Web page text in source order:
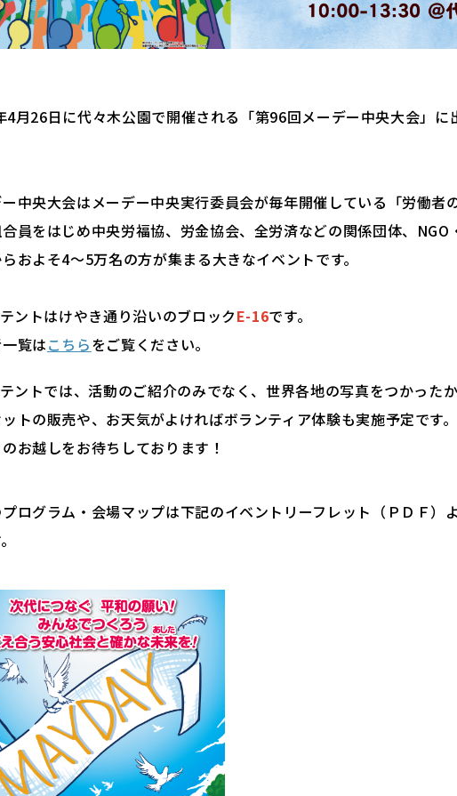
4月26日に代々木公園で開催される「第96回メーデー中央大会」に
中央大会はメーデー中央実行委員会が毎年開催している「労働者
員をはじめ中央労福協、労金協会、全労済などの関係団体、NGO
およそ4～5万名の方が集まる大きなイベントです。
ントはけやき通り沿いのブロックE-16です。
覧はこちらをご覧ください。
ントでは、活動のご紹介のみでなく、世界各地の写真をつかった
トの販売や、お天気がよければボランティア体験も実施予定です。
お越しをお待ちしております！
ログラム・会場マップは下記のイベントリーフレット（ＰＤＦ）